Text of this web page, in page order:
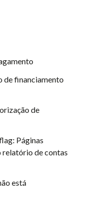
de financiamento
de
Páginas
relatório de contas
está